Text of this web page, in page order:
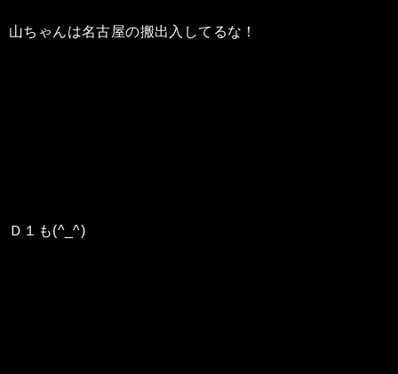
山ちゃんは名古屋の搬出入してるな！
Ｄ１も(^_^)